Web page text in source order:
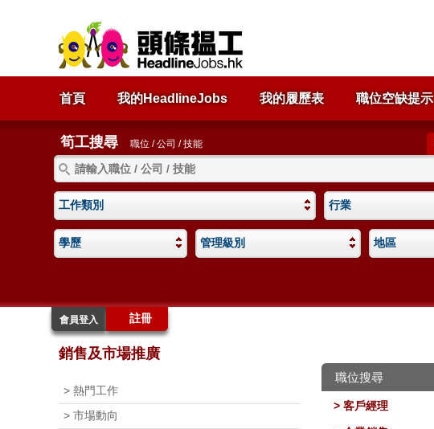
首頁 我的HeadlineJobs 我的履歷表 職位空缺提示
筍工搜尋 職位 / 公司 / 技能
工作類別 行業
學歷 管理級別 地區
會員登入 註冊
銷售及市場推廣
> 熱門工作
> 市場動向
職位搜尋
> 客戶經理